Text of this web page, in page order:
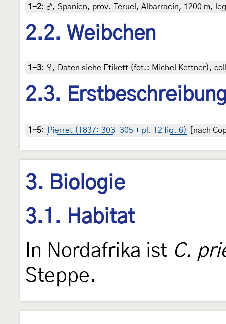
1-2: ♂, Spanien, prov. Teruel, Albarracin, 1200 m,
2.2. Weibchen
1-3: ♀, Daten siehe Etikett (fot.: Michel Kettner),
2.3.
1-5: Pierret (1837: 303-305 + pl. 12 fig. 6) [nach
3. Biologie
3.1. Habitat
In Nordafrika ist C.
Steppe.